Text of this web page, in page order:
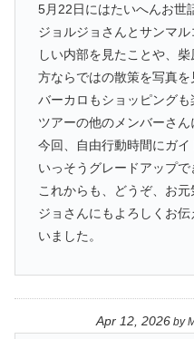
5月22日にはたいへんお世
ジョルジョさんとサンマ
しい内部を見たことや、
方ならではの散策を写真
バーカロもショッピングも
ツアーの他のメンバーさん
今回、自由行動時間にガ
いっそうグレードアップで
これからも、どうぞ、お
ジョさんにもよろしくお
いました。
Apr 12, 2026 by